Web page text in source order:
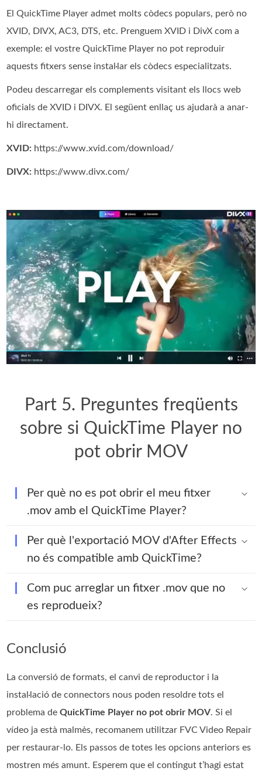
El QuickTime Player admet molts còdecs populars, però no
XVID, DIVX, AC3, DTS, etc. Prenguem XVID i DivX com a
exemple: el vostre QuickTime Player no pot reproduir
aquests fitxers sense instal·lar els còdecs especialitzats.
Podeu descarregar els complements visitant els llocs web
oficials de XVID i DIVX. El següent enllaç us ajudarà a anar-
hi directament.
XVID: https://www.xvid.com/download/
DIVX: https://www.divx.com/
Part 5. Preguntes freqüents
sobre si QuickTime Player no
pot obrir MOV
Per què no es pot obrir el meu fitxer
.mov amb el QuickTime Player?
Per què l'exportació MOV d'After Effects
no és compatible amb QuickTime?
Com puc arreglar un fitxer .mov que no
es reprodueix?
Conclusió
La conversió de formats, el canvi de reproductor i la
instal·lació de connectors nous poden resoldre tots el
problema deQuickTime Player no pot obrir MOV. Si el
vídeo ja està malmès, recomanem utilitzar FVC Video Repair
per restaurar-lo. Els passos de totes les opcions anteriors es
mostren més amunt. Esperem que el contingut t’hagi estat